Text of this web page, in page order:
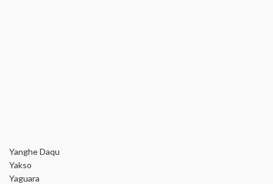
Yanghe Daqu
Yakso
Yaguara